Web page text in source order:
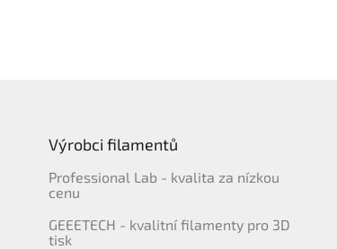
Výrobci filamentů
Professional Lab - kvalita za nízkou
cenu
GEEETECH - kvalitní filamenty pro 3D
tisk